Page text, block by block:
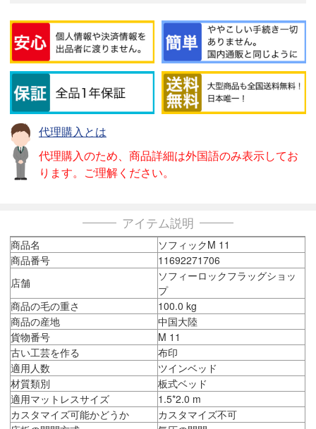
代理購入とは
代理購入のため、商品詳細は外国語のみ表示してお
ります。ご理解ください。
アイテム説明
商品名
ソフィックM 11
商品番号
11692271706
店舗
ソフィーロックフラッグショッ
プ
商品の毛の重さ
100.0 kg
商品の産地
中国大陸
貨物番号
M 11
古い工芸を作る
布印
適用人数
ツインベッド
材質類別
板式ベッド
適用マットレスサイズ
1.5*2.0 m
カスタマイズ可能かどうか
カスタマイズ不可